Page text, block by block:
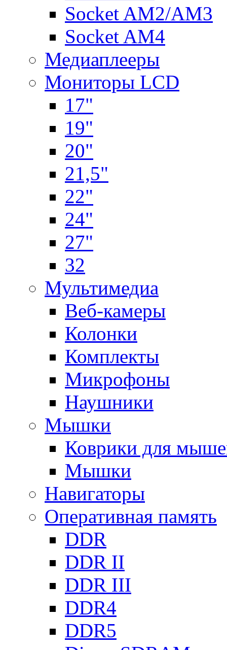
Socket AM2/AM3
Socket AM4
Медиаплееры
Мониторы LCD
17"
19"
20"
21,5"
22"
24"
27"
32
Мультимедиа
Веб-камеры
Колонки
Комплекты
Микрофоны
Наушники
Мышки
Коврики для
Мышки
Навигаторы
Оперативная память
DDR
DDR II
DDR III
DDR4
DDR5